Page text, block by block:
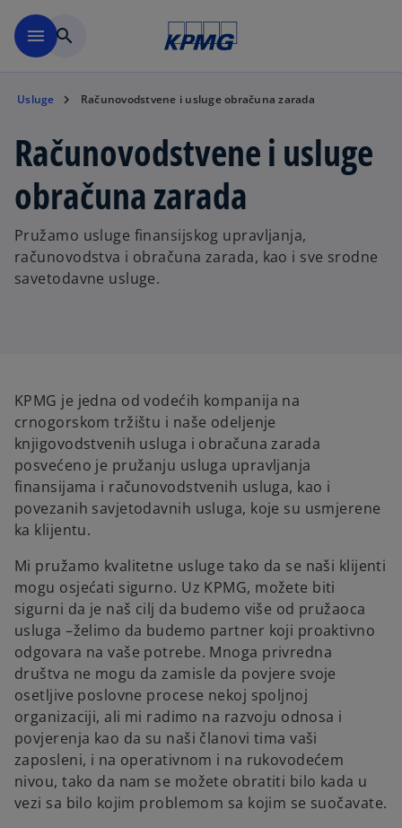
menu search
Usluge Računovodstvene i usluge obračuna zarada
Računovodstvene i usluge
obračuna zarada
Pružamo usluge finansijskog upravljanja,
računovodstva i obračuna zarada, kao i sve srodne
savetodavne usluge.
KPMG je jedna od vodećih kompanija na
crnogorskom tržištu i naše odeljenje
knjigovodstvenih usluga i obračuna zarada
posvećeno je pružanju usluga upravljanja
finansijama i računovodstvenih usluga, kao i
povezanih savjetodavnih usluga, koje su usmjerene
ka klijentu.
Mi pružamo kvalitetne usluge tako da se naši klijenti
mogu osjećati sigurno. Uz KPMG, možete biti
sigurni da je naš cilj da budemo više od pružaoca
usluga –želimo da budemo partner koji proaktivno
odgovara na vaše potrebe. Mnoga privredna
društva ne mogu da zamisle da povjere svoje
osetljive poslovne procese nekoj spoljnoj
organizaciji, ali mi radimo na razvoju odnosa i
povjerenja kao da su naši članovi tima vaši
zaposleni, i na operativnom i na rukovodećem
nivou, tako da nam se možete obratiti bilo kada u
vezi sa bilo kojim problemom sa kojim se suočavate.